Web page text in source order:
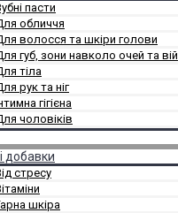
пасти
обличчя
волосся та шкіри голови
губ, зони навколо очей та вій
тіла
рук та ніг
гігієна
чоловіків
добавки
стресу
шкіра